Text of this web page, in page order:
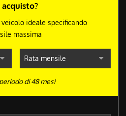
ideale specificando
massima
di 48 mesi